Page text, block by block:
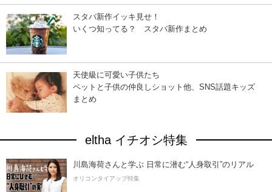
スタバ新作イッキ見せ！
いくつ知ってる？ スタバ新作まとめ
天使級に可愛い子供たち
ペットと子供の仲良しショット他、SNS話題キッズ
まとめ
eltha イチオシ特集
川島海荷さんと学ぶ 日常に潜む“人身取引”のリアル
オリコンタイアップ特集